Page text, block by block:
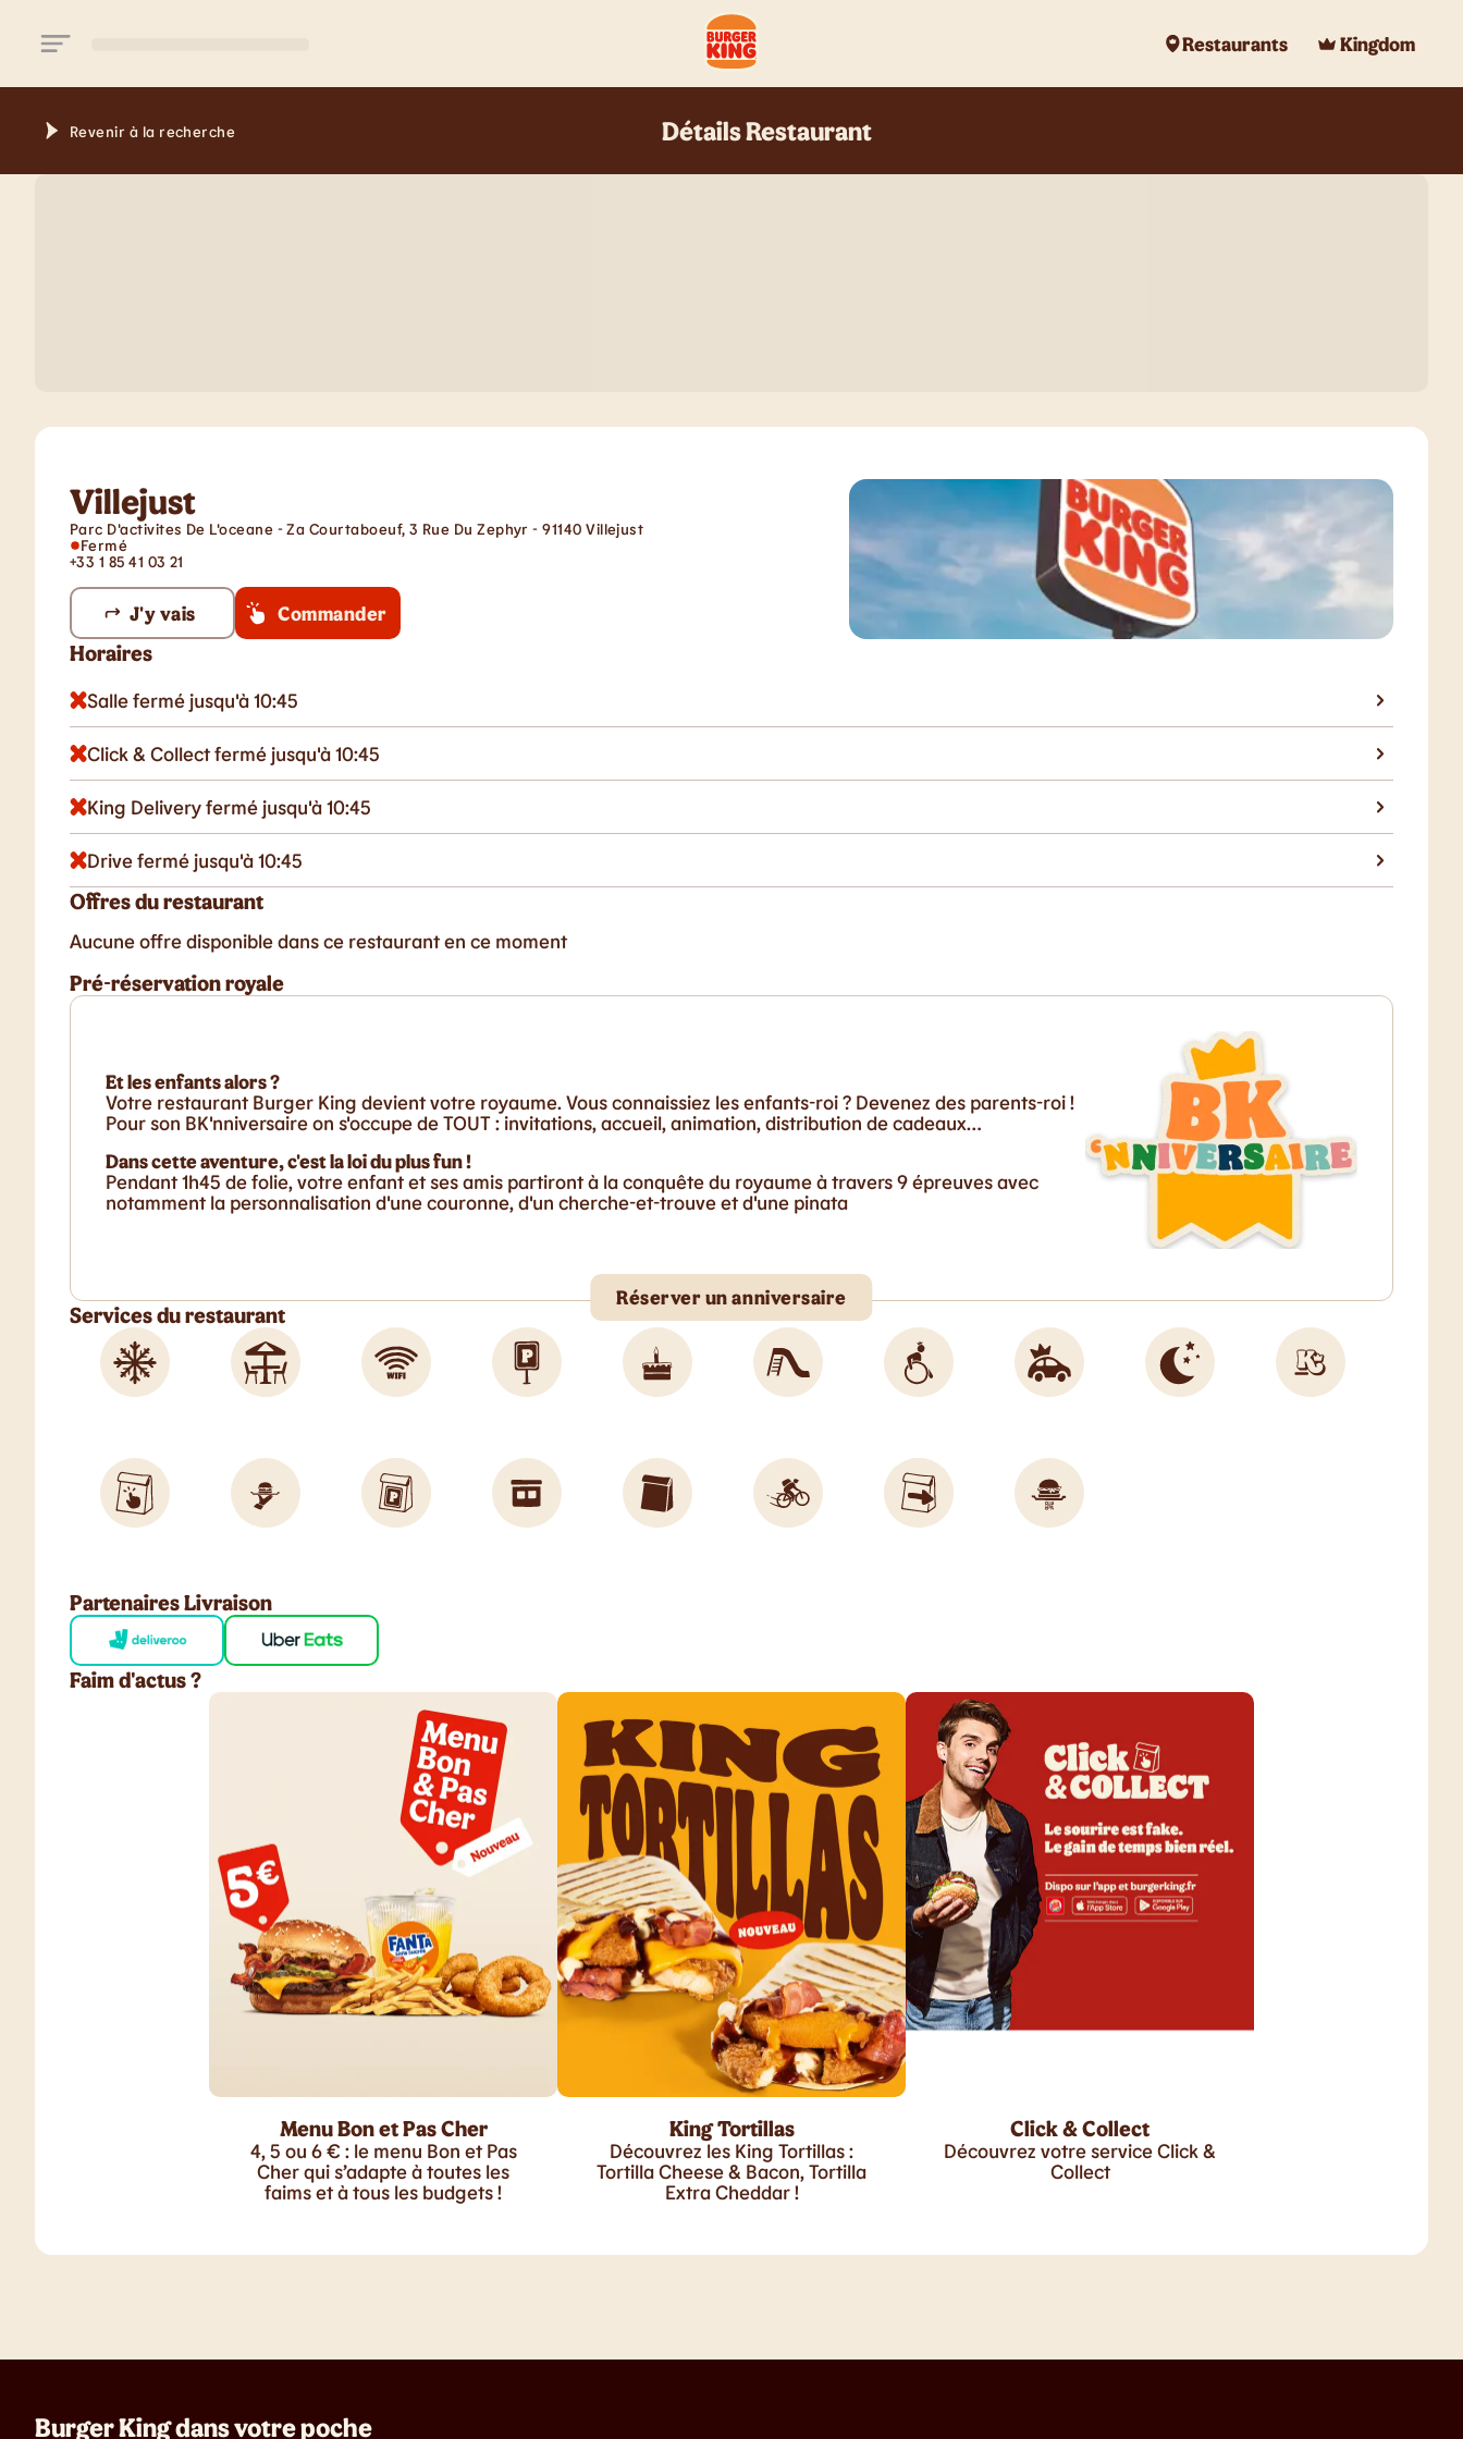
Restaurants
Kingdom
Revenir à la recherche Détails Restaurant
Villejust
Parc D'activites De L'oceane - Za Courtaboeuf, 3 Rue Du Zephyr - 91140 Villejust
Fermé
+33 1 85 41 03 21
J'y vais Commander
Horaires
Salle fermé jusqu'à 10:45
Click & Collect fermé jusqu'à 10:45
King Delivery fermé jusqu'à 10:45
Drive fermé jusqu'à 10:45
Offres du restaurant
Aucune offre disponible dans ce restaurant en ce moment
Pré-réservation royale
Et les enfants alors ?
Votre restaurant Burger King devient votre royaume. Vous connaissiez les enfants-roi ? Devenez des parents-roi !
Pour son BK'nniversaire on s'occupe de TOUT : invitations, accueil, animation, distribution de cadeaux…
Dans cette aventure, c'est la loi du plus fun !
Pendant 1h45 de folie, votre enfant et ses amis partiront à la conquête du royaume à travers 9 épreuves avec
notamment la personnalisation d'une couronne, d'un cherche-et-trouve et d'une pinata
Réserver un anniversaire
Services du restaurant
Partenaires Livraison
Faim d'actus ?
Menu Bon et Pas Cher
4, 5 ou 6 € : le menu Bon et Pas
Cher qui s’adapte à toutes les
faims et à tous les budgets !
King Tortillas
Découvrez les King Tortillas :
Tortilla Cheese & Bacon, Tortilla
Extra Cheddar !
Click & Collect
Découvrez votre service Click &
Collect
Burger King dans votre poche